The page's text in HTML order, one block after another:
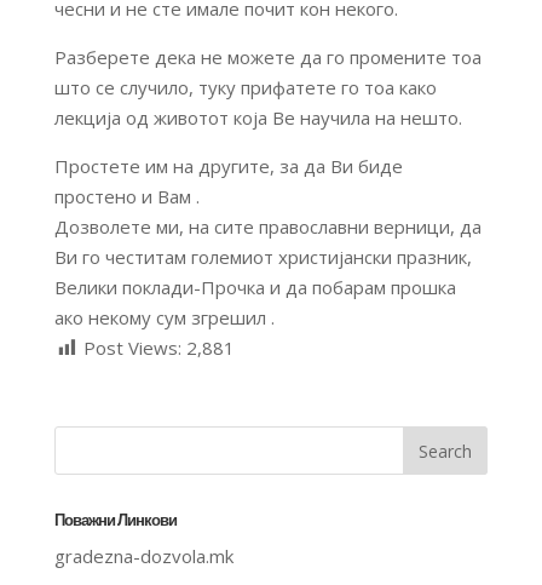
чесни и не сте имале почит кон некого.
Разберете дека не можете да го промените тоа
што се случило, туку прифатете го тоа како
лекција од животот која Ве научила на нешто.
Простете им на другите, за да Ви биде
простено и Вам .
Дозволете ми, на сите православни верници, да
Ви го честитам големиот христијански празник,
Велики поклади-Прочка и да побарам прошка
ако некому сум згрешил .
Post Views: 2,881
Поважни Линкови
gradezna-dozvola.mk